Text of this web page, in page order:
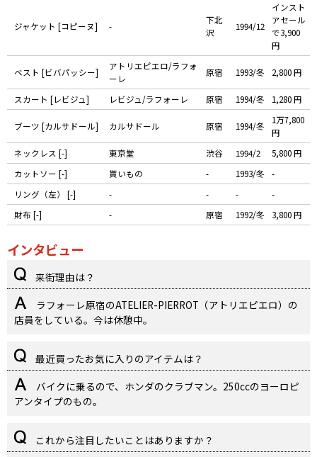
ジャケット [コピーヌ] -
下北
沢
1994/12
インスト
アセール
で3,900
円
ベスト [ビバパッシー]
アトリエピエロ/ラフォ
ーレ
原宿 1993/冬 2,800 円
スカート [レビジュ] レビジュ/ラフォーレ 原宿 1994/冬 1,280 円
ブーツ [カルサドール] カルサドール 原宿 1994/冬
1万7,800
円
ネックレス [-]
東京堂 渋谷 1994/2
5,800 円
カットソー [-]
貰いもの - 1993/冬
-
リング（左） [-]
- - -
-
財布 [-]
- 原宿 1992/冬 3,800 円
インタビュー
来街理由は？
ラフォーレ原宿のATELIER-PIERROT（アトリエピエロ）の
店員をしている。今は休憩中。
最近買ったお気に入りのアイテムは？
バイクに乗るので、ホンダのクラブマン。250ccのヨーロピ
アンタイプのもの。
これから注目したいことはありますか？